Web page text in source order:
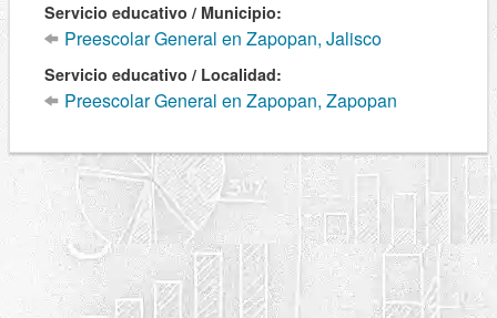
Servicio educativo / Municipio:
Preescolar General en Zapopan, Jalisco
Servicio educativo / Localidad:
Preescolar General en Zapopan, Zapopan